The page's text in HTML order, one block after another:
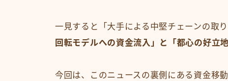
一見すると「大手による中堅チェーンの取
回転モデルへの資金流入」と「都心の好立地
今回は、このニュースの裏側にある資金移